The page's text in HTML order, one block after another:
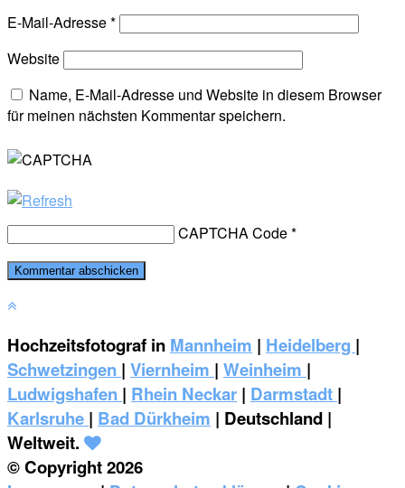
E-Mail-Adresse*
Website
Name, E-Mail-Adresse und Website in diesem Browser
für meinen nächsten Kommentar speichern.
CAPTCHA Code*
Hochzeitsfotograf in Mannheim | Heidelberg |
Schwetzingen | Viernheim | Weinheim |
‎Ludwigshafen | Rhein Neckar | Darmstadt |
Karlsruhe | Bad Dürkheim | Deutschland |
Weltweit.
© Copyright 2026